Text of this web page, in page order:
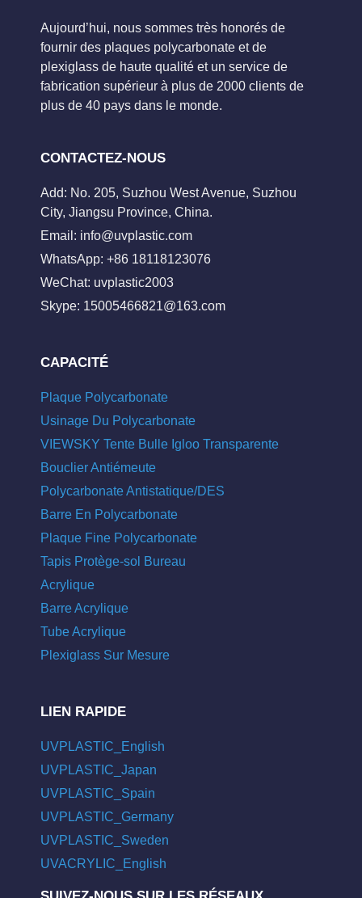
Aujourd’hui, nous sommes très honorés de
fournir des plaques polycarbonate et de
plexiglass de haute qualité et un service de
fabrication supérieur à plus de 2000 clients de
plus de 40 pays dans le monde.
CONTACTEZ-NOUS
Add: No. 205, Suzhou West Avenue, Suzhou
City, Jiangsu Province, China.
Email: info@uvplastic.com
WhatsApp: +86 18118123076
WeChat: uvplastic2003
Skype: 15005466821@163.com
CAPACITÉ
Plaque Polycarbonate
Usinage Du Polycarbonate
VIEWSKY Tente Bulle Igloo Transparente
Bouclier Antiémeute
Polycarbonate Antistatique/DES
Barre En Polycarbonate
Plaque Fine Polycarbonate
Tapis Protège-sol Bureau
Acrylique
Barre Acrylique
Tube Acrylique
Plexiglass Sur Mesure
LIEN RAPIDE
UVPLASTIC_English
UVPLASTIC_Japan
UVPLASTIC_Spain
UVPLASTIC_Germany
UVPLASTIC_Sweden
UVACRYLIC_English